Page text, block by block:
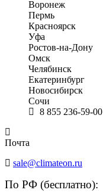
Воронеж
Пермь
Красноярск
Уфа
Ростов-на-Дону
Омск
Челябинск
Екатеринбург
Новосибирск
Сочи
8 855 236-59-00
Почта
sale@climateon.ru
По РФ (бесплатно):